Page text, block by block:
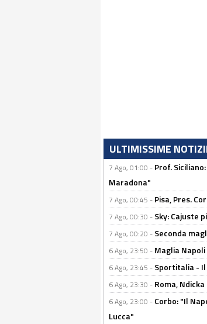
ULTIMISSIME
7 Ago, 01:00 - Prof.
Maradona"
7 Ago, 00:45 - Pisa, Pres.
7 Ago, 00:30 - Sky: Cajuste
7 Ago, 00:20 - Seconda
6 Ago, 23:50 - Maglia
6 Ago, 23:45 - Sportitalia -
6 Ago, 23:30 - Roma,
6 Ago, 23:00 - Corbo: "Il
Lucca"